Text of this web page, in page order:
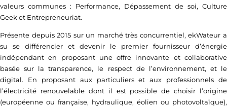
valeurs communes : Performance, Dépassement de soi, Culture
Geek et Entrepreneuriat.
Présente depuis 2015 sur un marché très concurrentiel, ekWateur a
su se différencier et devenir le premier fournisseur d’énergie
indépendant en proposant une offre innovante et collaborative
basée sur la transparence, le respect de l’environnement, et le
digital. En proposant aux particuliers et aux professionnels de
l’électricité renouvelable dont il est possible de choisir l’origine
(européenne ou française, hydraulique, éolien ou photovoltaïque),